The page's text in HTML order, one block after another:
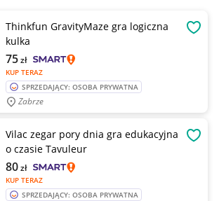
Thinkfun GravityMaze gra logiczna
kulka
KUP TERAZ
75zł
SPRZEDAJĄCY: OSOBA PRYWATNA
Zabrze
Vilac zegar pory dnia gra edukacyjna
o czasie Tavuleur
KUP TERAZ
80zł
SPRZEDAJĄCY: OSOBA PRYWATNA